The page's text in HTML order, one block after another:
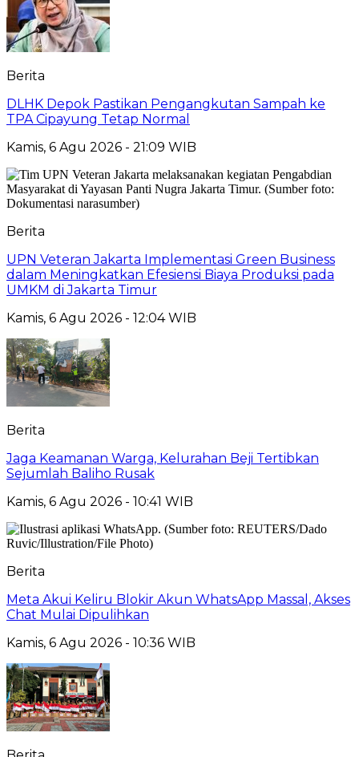
Berita
DLHK Depok Pastikan Pengangkutan Sampah ke
TPA Cipayung Tetap Normal
Kamis, 6 Agu 2026 - 21:09 WIB
Berita
UPN Veteran Jakarta Implementasi Green Business
dalam Meningkatkan Efesiensi Biaya Produksi pada
UMKM di Jakarta Timur
Kamis, 6 Agu 2026 - 12:04 WIB
Berita
Jaga Keamanan Warga, Kelurahan Beji Tertibkan
Sejumlah Baliho Rusak
Kamis, 6 Agu 2026 - 10:41 WIB
Berita
Meta Akui Keliru Blokir Akun WhatsApp Massal, Akses
Chat Mulai Dipulihkan
Kamis, 6 Agu 2026 - 10:36 WIB